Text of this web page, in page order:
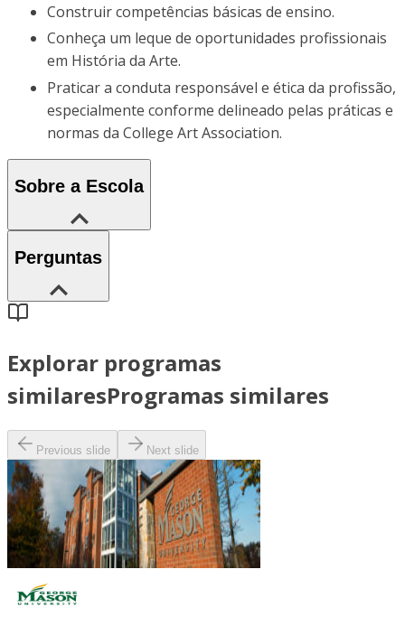
Construir competências básicas de ensino.
Conheça um leque de oportunidades profissionais
em História da Arte.
Praticar a conduta responsável e ética da profissão,
especialmente conforme delineado pelas práticas e
normas da College Art Association.
Sobre a Escola
Perguntas
Explorar programas
similaresProgramas similares
Previous slide Next slide